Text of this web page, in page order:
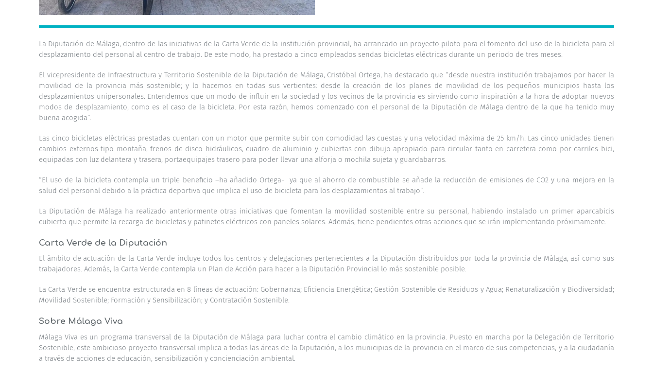
La Diputación de Málaga, dentro de las iniciativas de la Carta Verde de la institución provincial, ha arrancado un proyecto piloto para el fomento del uso de la bicicleta para el
desplazamiento del personal al centro de trabajo. De este modo, ha prestado a cinco empleados sendas bicicletas eléctricas durante un periodo de tres meses.
El vicepresidente de Infraestructura y Territorio Sostenible de la Diputación de Málaga, Cristóbal Ortega, ha destacado que “desde nuestra institución trabajamos por hacer la
movilidad de la provincia más sostenible; y lo hacemos en todas sus vertientes: desde la creación de los planes de movilidad de los pequeños municipios hasta los
desplazamientos unipersonales. Entendemos que un modo de influir en la sociedad y los vecinos de la provincia es sirviendo como inspiración a la hora de adoptar nuevos
modos de desplazamiento, como es el caso de la bicicleta. Por esta razón, hemos comenzado con el personal de la Diputación de Málaga dentro de la que ha tenido muy
buena acogida”.
Las cinco bicicletas eléctricas prestadas cuentan con un motor que permite subir con comodidad las cuestas y una velocidad máxima de 25 km/h. Las cinco unidades tienen
cambios externos tipo montaña, frenos de disco hidráulicos, cuadro de aluminio y cubiertas con dibujo apropiado para circular tanto en carretera como por carriles bici,
equipadas con luz delantera y trasera, portaequipajes trasero para poder llevar una alforja o mochila sujeta y guardabarros.
“El uso de la bicicleta contempla un triple beneficio –ha añadido Ortega- ya que al ahorro de combustible se añade la reducción de emisiones de CO2 y una mejora en la
salud del personal debido a la práctica deportiva que implica el uso de bicicleta para los desplazamientos al trabajo”.
La Diputación de Málaga ha realizado anteriormente otras iniciativas que fomentan la movilidad sostenible entre su personal, habiendo instalado un primer aparcabicis
cubierto que permite la recarga de bicicletas y patinetes eléctricos con paneles solares. Además, tiene pendientes otras acciones que se irán implementando próximamente.
Carta Verde de la Diputación
El ámbito de actuación de la Carta Verde incluye todos los centros y delegaciones pertenecientes a la Diputación distribuidos por toda la provincia de Málaga, así como sus
trabajadores. Además, la Carta Verde contempla un Plan de Acción para hacer a la Diputación Provincial lo más sostenible posible.
La Carta Verde se encuentra estructurada en 8 líneas de actuación: Gobernanza; Eficiencia Energética; Gestión Sostenible de Residuos y Agua; Renaturalización y Biodiversidad;
Movilidad Sostenible; Formación y Sensibilización; y Contratación Sostenible.
Sobre Málaga Viva
Málaga Viva es un programa transversal de la Diputación de Málaga para luchar contra el cambio climático en la provincia. Puesto en marcha por la Delegación de Territorio
Sostenible, este ambicioso proyecto transversal implica a todas las áreas de la Diputación, a los municipios de la provincia en el marco de sus competencias, y a la ciudadanía
a través de acciones de educación, sensibilización y concienciación ambiental.